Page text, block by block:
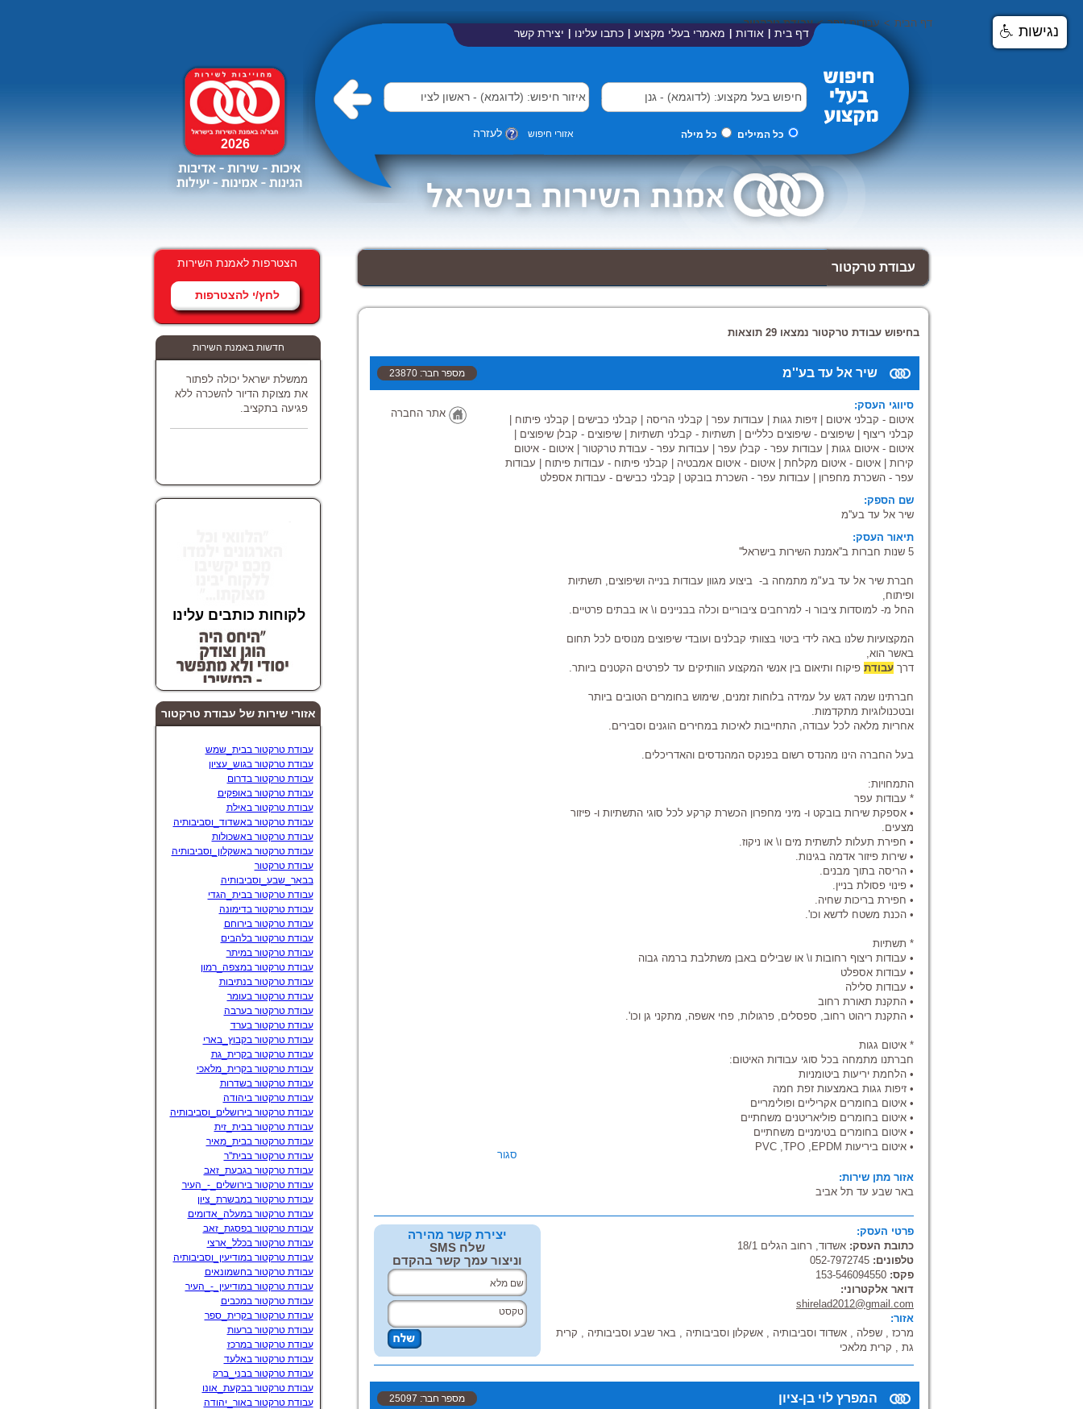
2026
דף בית אודות מאמרי בעלי מקצוע כתבו עלינו יצירת קשר
כל המילים כל מילה אזורי חיפוש לעזרה
דף הבית > עבודות עפר > עבודת טרקטור
עבודת טרקטור
בחיפוש עבודת טרקטור נמצאו 29 תוצאות
שיר אל עד בע''מ מספר חבר: 23870
סיווגי העסק:
איטום - קבלני איטום
זיפות גגות עבודות עפר קבלני הריסה קבלני כבישים קבלני פיתוח
קבלני ריצוף
שיפוצים - שיפוצים כלליים תשתיות - קבלני תשתיות שיפוצים - קבלן שיפוצים
איטום - איטום גגות
עבודות עפר - קבלן עפר עבודות עפר - עבודת טרקטור
איטום - איטום
קירות
איטום - איטום מקלחת איטום - איטום אמבטיה קבלני פיתוח - עבודות פיתוח
עבודות
עפר - השכרת מחפרון
עבודות עפר - השכרת בובקט
קבלני כבישים - עבודות אספלט
שם הספק:
שיר אל עד בע''מ
תיאור העסק:
5 שנות חברות ב''אמנת השירות בישראל''
חברת שיר אל עד בע"מ מתמחה ב- ביצוע מגוון עבודות בנייה ושיפוצים, תשתיות
ופיתוח,
החל מ- למוסדות ציבור ו- למרחבים ציבוריים וכלה בבניינים ו\ או בבתים פרטיים.
המקצועיות שלנו באה לידי ביטוי בצוותי קבלנים ועובדי שיפוצים מנוסים לכל תחום
באשר הוא,
דרך עבודת פיקוח ותיאום בין אנשי המקצוע הוותיקים עד לפרטים הקטנים ביותר.
חברתינו שמה דגש על עמידה בלוחות זמנים, שימוש בחומרים הטובים ביותר
ובטכנולוגיות מתקדמות.
אחריות מלאה לכל עבודה, התחייבות לאיכות במחירים הוגנים וסבירים.
בעל החברה הינו מהנדס רשום בפנקס המהנדסים והאדריכלים.
התמחויות:
* עבודות עפר
• אספקת שירות בובקט ו- מיני מחפרון הכשרת קרקע לכל סוגי התשתיות ו- פיזור
מצעים.
• חפירת תעלות לתשתית מים ו\ או ניקוז.
• שירות פיזור אדמה בגינות.
• הריסה בתוך מבנים.
• פינוי פסולת בניין.
• חפירת בריכות שחיה.
• הכנת משטח לדשא וכו'.
* תשתיות
• עבודות ריצוף רחובות ו\ או שבילים באבן משתלבת ברמה גבוה
• עבודות אספלט
• עבודות סלילה
• התקנת תאורת רחוב
• התקנת ריהוט רחוב, ספסלים, פרגולות, פחי אשפה, מתקני גן וכו'.
* איטום גגות
חברתנו מתמחה בכל סוגי עבודות האיטום:
• הלחמת יריעות ביטומניות
• זיפות גגות באמצעות זפת חמה
• איטום בחומרים אקריליים ופולימריים
• איטום בחומרים פוליאריטנים משחתיים
• איטום בחומרים בטימניים משחתיים
• איטום ביריעות PVC ,TPO ,EPDM
סגור
אזור מתן שירות:
באר שבע עד תל אביב
אתר החברה
פרטי העסק:
כתובת העסק: אשדוד, רחוב הגלים 18/1
טלפונים: 052-7972745
פקס: 153-546094550
דואר אלקטרוני:
shirelad2012@gmail.com
אזור:
מרכז , שפלה , אשדוד וסביבותיה , אשקלון וסביבותיה , באר שבע וסביבותיה , קרית
גת , קרית מלאכי
יצירת קשר מהירה
שלח SMS
וניצור עמך קשר בהקדם
המפרץ לוי בן-ציון מספר חבר: 25097
הצטרפות לאמנת השירות
לחץ/י להצטרפות
חדשות באמנת השירות
ממשלת ישראל יכולה לפתור
את מצוקת הדיור להשכרה ללא
ממשלת ישראל יכולה לפתור
את מצוקת הדיור להשכרה ללא
פגיעה בתקציב.
לקוחות כותבים עלינו
לקוחות כותבים עלינו
אזורי שירות של עבודת טרקטור
עבודת טרקטור בבית_שמש
עבודת טרקטור בגוש_עציון
עבודת טרקטור בדרום
עבודת טרקטור באופקים
עבודת טרקטור באילת
עבודת טרקטור באשדוד_וסביבותיה
עבודת טרקטור באשכולות
עבודת טרקטור באשקלון_וסביבותיה
עבודת טרקטור
בבאר_שבע_וסביבותיה
עבודת טרקטור בבית_הגדי
עבודת טרקטור בדימונה
עבודת טרקטור בירוחם
עבודת טרקטור בלהבים
עבודת טרקטור במיתר
עבודת טרקטור במצפה_רמון
עבודת טרקטור בנתיבות
עבודת טרקטור בעומר
עבודת טרקטור בערבה
עבודת טרקטור בערד
עבודת טרקטור בקבוץ_בארי
עבודת טרקטור בקרית_גת
עבודת טרקטור בקרית_מלאכי
עבודת טרקטור בשדרות
עבודת טרקטור ביהודה
עבודת טרקטור בירושלים_וסביבותיה
עבודת טרקטור בבית_זית
עבודת טרקטור בבית_מאיר
עבודת טרקטור בבית''ר
עבודת טרקטור בגבעת_זאב
עבודת טרקטור בירושלים_-_העיר
עבודת טרקטור במבשרת_ציון
עבודת טרקטור במעלה_אדומים
עבודת טרקטור בפסגת_זאב
עבודת טרקטור בכלל_ארצי
עבודת טרקטור במודיעין_וסביבותיה
עבודת טרקטור בחשמונאים
עבודת טרקטור במודיעין_-_העיר
עבודת טרקטור במכבים
עבודת טרקטור בקרית_ספר
עבודת טרקטור ברעות
עבודת טרקטור במרכז
עבודת טרקטור באלעד
עבודת טרקטור בבני_ברק
עבודת טרקטור בבקעת_אונו
עבודת טרקטור באור_יהודה
נגישות